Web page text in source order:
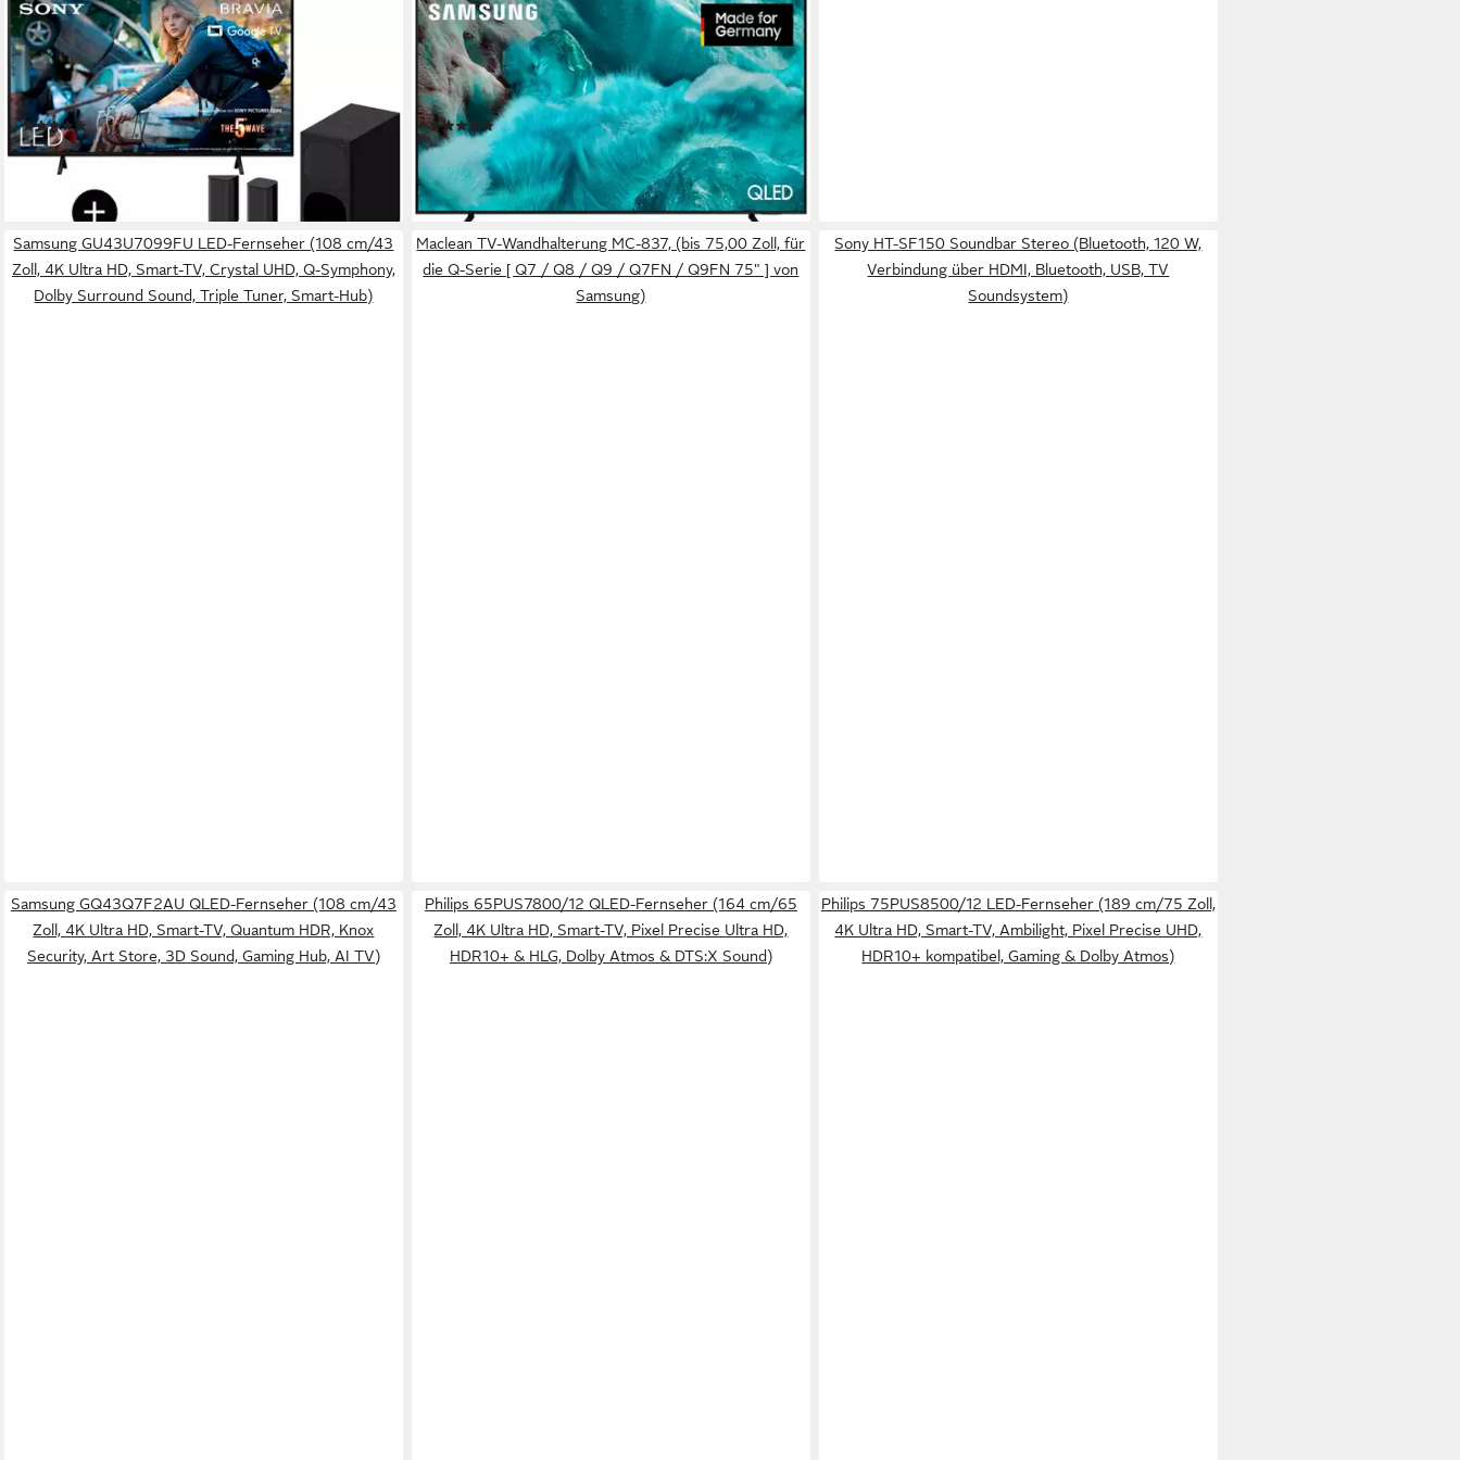
SONY
KD-65X75WL LED-Fernseher (164 cm/65 Zoll, 4K
Ultra HD, Smart-TV, Google TV, + HT-S20R 5.1.-
Kanal-Soundbar)
Produktdatenblatt
(8)
849,00 € UVP1.448,00 €
lieferbar - in 1-2 Werktagen bei dir
SAMSUNG
GQ65Q7FAAU QLED-Fernseher (163 cm/65 Zoll,
4K Ultra HD, Smart-TV, Quantum HDR, Knox
Security, Art Store, 3D Sound, Gaming Hub, AI TV)
Produktdatenblatt
(39)
539,99 € 1.099,00 €
-51%
lieferbar - in 1-2 Werktagen bei dir
Samsung GU43U7099FU LED-Fernseher (108 cm/43
Zoll, 4K Ultra HD, Smart-TV, Crystal UHD, Q-Symphony,
Dolby Surround Sound, Triple Tuner, Smart-Hub)
Maclean TV-Wandhalterung MC-837, (bis 75,00 Zoll, für
die Q-Serie [ Q7 / Q8 / Q9 / Q7FN / Q9FN 75" ] von
Samsung)
Sony HT-SF150 Soundbar Stereo (Bluetooth, 120 W,
Verbindung über HDMI, Bluetooth, USB, TV
Soundsystem)
Samsung GQ43Q7F2AU QLED-Fernseher (108 cm/43
Zoll, 4K Ultra HD, Smart-TV, Quantum HDR, Knox
Security, Art Store, 3D Sound, Gaming Hub, AI TV)
Philips 65PUS7800/12 QLED-Fernseher (164 cm/65
Zoll, 4K Ultra HD, Smart-TV, Pixel Precise Ultra HD,
HDR10+ & HLG, Dolby Atmos & DTS:X Sound)
Philips 75PUS8500/12 LED-Fernseher (189 cm/75 Zoll,
4K Ultra HD, Smart-TV, Ambilight, Pixel Precise UHD,
HDR10+ kompatibel, Gaming & Dolby Atmos)